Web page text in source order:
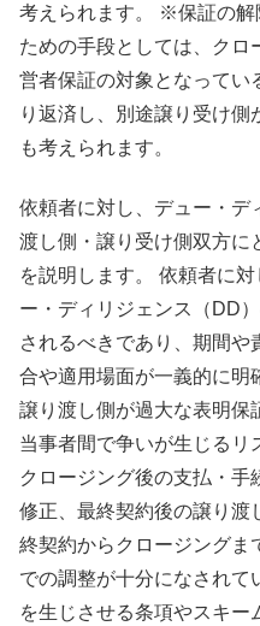
考えられます。 ※保証の解
ための手段としては、クロ
営者保証の対象となってい
り返済し、別途譲り受け
も考えられます。
依頼者に対し、デュー・デ
渡し側・譲り受け側双方に
を説明します。 依頼者に
ー・ディリジェンス（DD
されるべきであり、期間
合や適用場面が一義的に明
譲り渡し側が過大な表明保
当事者間で争いが生じるリ
クロージング後の支払・手
修正、最終契約後の譲り渡
終契約からクロージングま
での調整が十分になされて
を生じさせる条項やスキー